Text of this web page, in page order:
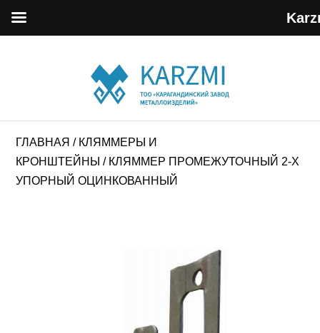
ГЛАВНАЯ / КЛЯММЕРЫ И
КРОНШТЕЙНЫ / КЛЯММЕР ПРОМЕЖУТОЧНЫЙ 2-Х
УПОРНЫЙ ОЦИНКОВАННЫЙ